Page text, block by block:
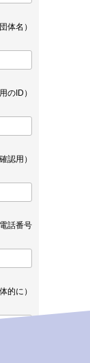
体名）
のID）
認用）
話番号
的に）